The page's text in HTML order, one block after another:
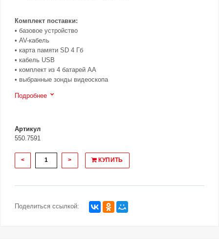
Комплект поставки:
• базовое устройство
• AV-кабель
• карта памяти SD 4 Гб
• кабель USB
• комплект из 4 батарей AA
• выбранные зонды видеоскопа
Подробнее
Артикул
550.7591
< > КУПИТЬ
Поделиться ссылкой: